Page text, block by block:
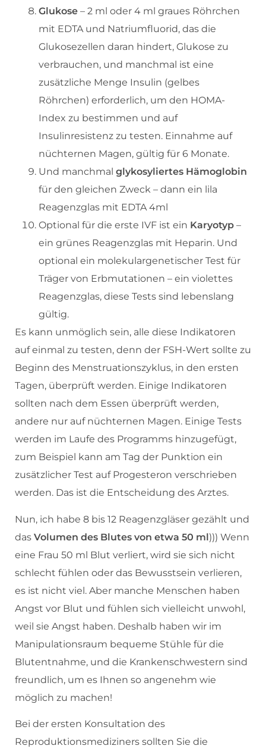
Glukose – 2 ml oder 4 ml graues Röhrchen
mit EDTA und Natriumfluorid, das die
Glukosezellen daran hindert, Glukose zu
verbrauchen, und manchmal ist eine
zusätzliche Menge Insulin (gelbes
Röhrchen) erforderlich, um den HOMA-
Index zu bestimmen und auf
Insulinresistenz zu testen. Einnahme auf
nüchternen Magen, gültig für 6 Monate.
Und manchmal glykosyliertes Hämoglobin
für den gleichen Zweck – dann ein lila
Reagenzglas mit EDTA 4ml
Optional für die erste IVF ist ein Karyotyp –
ein grünes Reagenzglas mit Heparin. Und
optional ein molekulargenetischer Test für
Träger von Erbmutationen – ein violettes
Reagenzglas, diese Tests sind lebenslang
gültig.
Es kann unmöglich sein, alle diese Indikatoren
auf einmal zu testen, denn der FSH-Wert sollte zu
Beginn des Menstruationszyklus, in den ersten
Tagen, überprüft werden. Einige Indikatoren
sollten nach dem Essen überprüft werden,
andere nur auf nüchternen Magen. Einige Tests
werden im Laufe des Programms hinzugefügt,
zum Beispiel kann am Tag der Punktion ein
zusätzlicher Test auf Progesteron verschrieben
werden. Das ist die Entscheidung des Arztes.
Nun, ich habe 8 bis 12 Reagenzgläser gezählt und
das Volumen des Blutes von etwa 50 ml))) Wenn
eine Frau 50 ml Blut verliert, wird sie sich nicht
schlecht fühlen oder das Bewusstsein verlieren,
es ist nicht viel. Aber manche Menschen haben
Angst vor Blut und fühlen sich vielleicht unwohl,
weil sie Angst haben. Deshalb haben wir im
Manipulationsraum bequeme Stühle für die
Blutentnahme, und die Krankenschwestern sind
freundlich, um es Ihnen so angenehm wie
möglich zu machen!
Bei der ersten Konsultation des
Reproduktionsmediziners sollten Sie die